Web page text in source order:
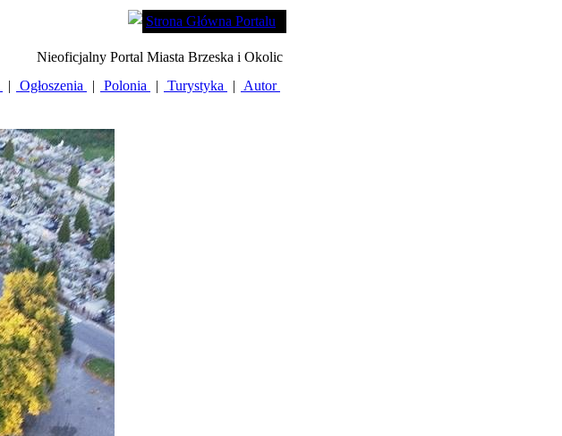
Strona Główna Portalu
Nieoficjalny Portal Miasta Brzeska i Okolic
| Ogłoszenia | Polonia | Turystyka | Autor